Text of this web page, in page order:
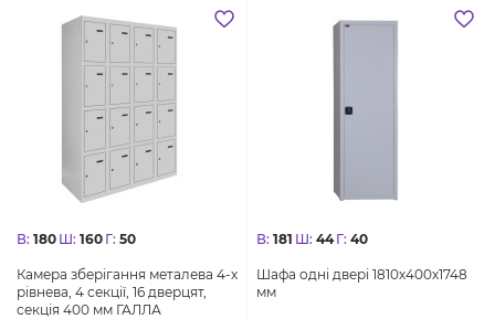
В: 180 Ш: 160 Г: 50
Камера зберігання металева 4-х
рівнева, 4 секції, 16 дверцят,
секція 400 мм ГАЛЛА
В: 181 Ш: 44 Г: 40
Шафа одні двері 1810х400х1748
мм